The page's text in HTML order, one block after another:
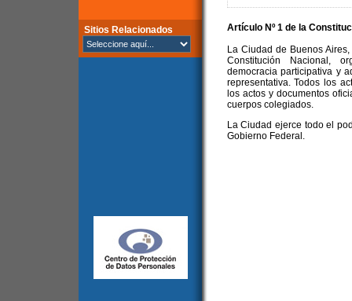
Sitios Relacionados Artículo Nº 1 de la
La Ciudad de Buenos
Constitución Nacional,
democracia participativa y
representativa. Todos los
los actos y documentos
cuerpos colegiados.
La Ciudad ejerce todo el
Gobierno Federal.